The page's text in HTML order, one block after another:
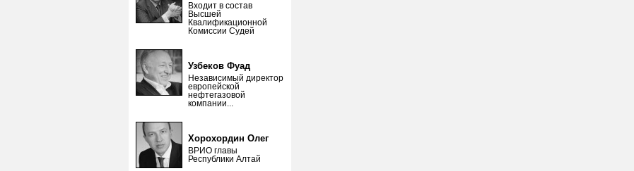
Входит в состав
Высшей
Квалификационной
Комиссии Судей
Узбеков Фуад
Независимый директор
европейской
нефтегазовой
компании...
Хорохордин Олег
ВРИО главы
Республики Алтай